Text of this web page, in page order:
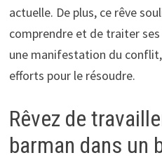
actuelle. De plus, ce rêve
comprendre et de traiter
une manifestation du
efforts pour le résoudre.
Rêvez de
barman dans un